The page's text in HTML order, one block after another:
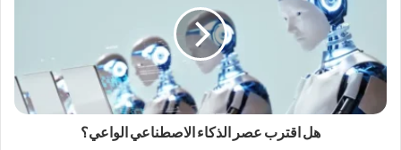
هل اقترب عصر الذكاء الاصطناعي الواعي؟